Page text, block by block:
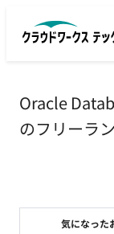
Oracle
のフリーラ
気になった